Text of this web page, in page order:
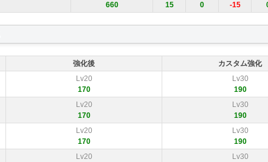
660 15 0 -15
強化後 カスタム強化
Lv20
170
Lv30
190
Lv20
170
Lv30
190
Lv20
170
Lv30
190
Lv20
Lv30